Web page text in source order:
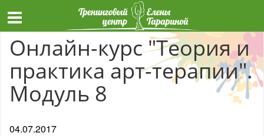
Онлайн-курс "Теория и
практика арт-терапии".
Модуль 8
04.07.2017